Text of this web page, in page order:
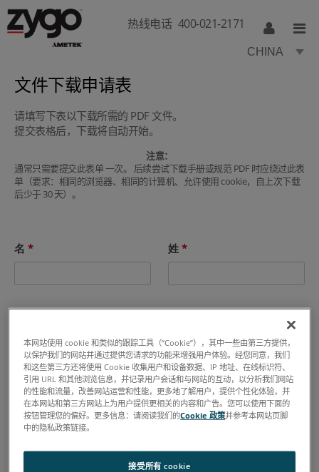
热线电话 400-021-2171
CHINA
文件下载申请表
请填写下表以下载所需的 PDF 文件。
提交表格后，下载将自动开始。
注意：
通常只需要提交此表单 一次。 后续尝试下载手册或规范 PDF 时应绕过此表
单（要求：相同的浏览器、相同的计算机、允许使用 cookie，自上次下载
后少于 30 天）。
本网站使用 cookie 和类似的跟踪工具（“Cookie”），其中一些由第三方提供，
以保护我们的网站并通过提供您请求的功能来增强用户体验。经您同意，我们
和这些第三方还将使用 Cookie 收集用户和设备数据、IP 地址、在线标识符、
引用 URL 和其他浏览信息，并记录用户会话和与网站的互动，以分析我们网站
的性能和流量，改善网站运营和性能，更多地了解用户，提供个性化体验，并
在本网站和第三方网站上为用户提供更相关的内容和广告。您可以使用下面的
按钮管理您的偏好。更多信息：请阅读我们的Cookie 政策并参考本网站页脚
中的隐私政策链接。
接受所有 cookie